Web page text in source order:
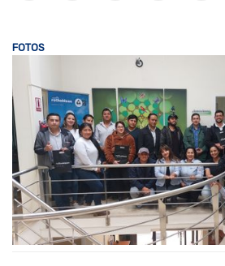
FOTOS